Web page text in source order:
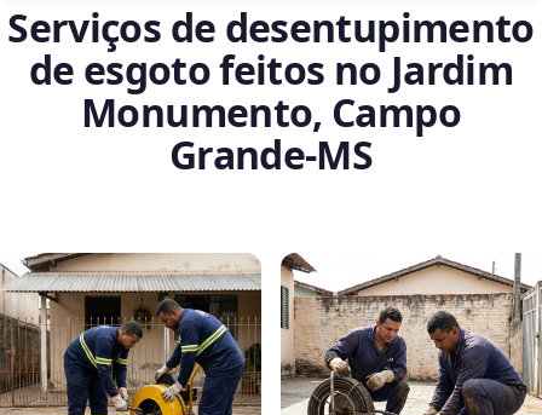
Serviços de desentupimento
de esgoto feitos no Jardim
Monumento, Campo
Grande‑MS